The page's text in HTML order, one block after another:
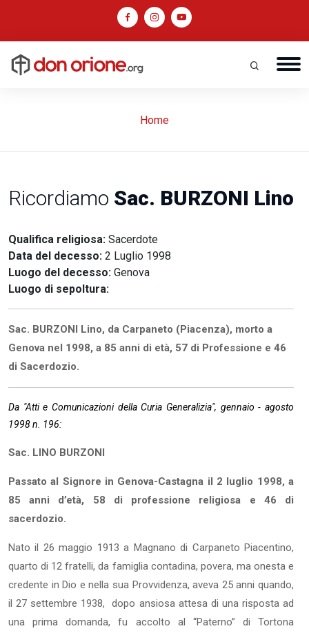
Home
Ricordiamo Sac. BURZONI Lino
Qualifica religiosa: Sacerdote
Data del decesso: 2 Luglio 1998
Luogo del decesso: Genova
Luogo di sepoltura:
Sac. BURZONI Lino, da Carpaneto (Piacenza), morto a
Genova nel 1998, a 85 anni di età, 57 di Professione e 46
di Sacerdozio.
Da "Atti e Comunicazioni della Curia Generalizia", gennaio - agosto
1998 n. 196:
Sac. LINO BURZONI
Passato al Signore in Genova-Castagna il 2 luglio 1998, a
85 anni d’età, 58 di professione religiosa e 46 di
sacerdozio.
Nato il 26 maggio 1913 a Magnano di Carpaneto Piacentino,
quarto di 12 fratelli, da famiglia contadina, povera, ma onesta e
credente in Dio e nella sua Provvidenza, aveva 25 anni quando,
il 27 settembre 1938, dopo ansiosa attesa di una risposta ad
una prima domanda, fu accolto al “Paterno” di Tortona